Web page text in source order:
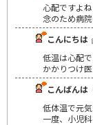
心配ですよね
念のため病
こんにちは
低温は心配
かかりつけ
こんばんは
低体温で元
一度、小児